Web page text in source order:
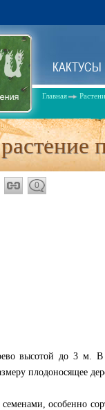
КАКТУСЫ
Главная
0
высотой до 3 м.
плодоносящее
особенно